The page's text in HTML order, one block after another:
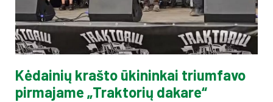
Kėdainių krašto ūkininkai triumfavo
pirmajame „Traktorių dakare“